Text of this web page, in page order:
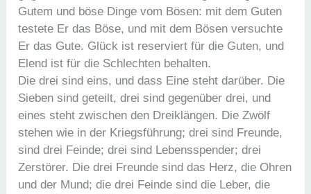
Gutem und böse Dinge vom Bösen: mit dem Guten
testete Er das Böse, und mit dem Bösen versuchte
Er das Gute. Glück ist reserviert für die Guten, und
Elend ist für die Schlechten behalten.
Die drei sind eins, und dass Eine steht darüber. Die
Sieben sind geteilt, drei sind gegenüber drei, und
eines steht zwischen den Dreiklängen. Die Zwölf
stehen wie in der Kriegsführung; drei sind Freunde,
sind drei Feinde; drei sind Lebensspender; drei
Zerstörer. Die drei Freunde sind das Herz, die Ohren
und der Mund; die drei Feinde sind die Leber, die